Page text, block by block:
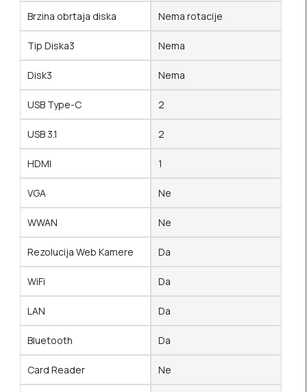
Brzina obrtaja diska Nema rotacije
Tip Diska3 Nema
Disk3 Nema
USB Type-C 2
USB 3.1 2
HDMI 1
VGA Ne
WWAN Ne
Rezolucija Web Kamere Da
WiFi Da
LAN Da
Bluetooth Da
Card Reader Ne